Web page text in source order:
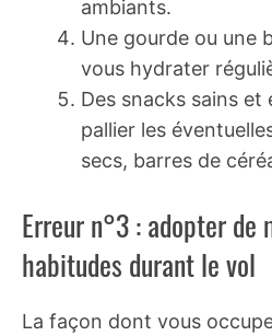
ambiants.
Une gourde ou une
vous hydrater
Des snacks sains
pallier les
secs, barres de
Erreur n°3 : adopter de
habitudes durant le vol
La façon dont vous